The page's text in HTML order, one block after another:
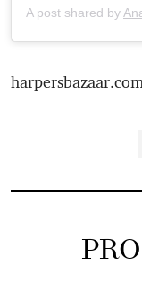
A post shared by